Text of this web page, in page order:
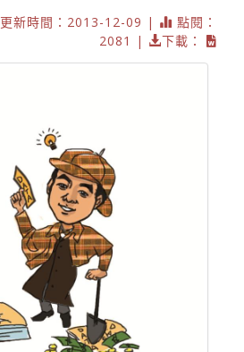
更新時間：2013-12-09 |
點閱：
2081 |
下載：